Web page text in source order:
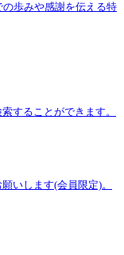
歩みや感謝を伝える特
することができます。
いします(会員限定)。